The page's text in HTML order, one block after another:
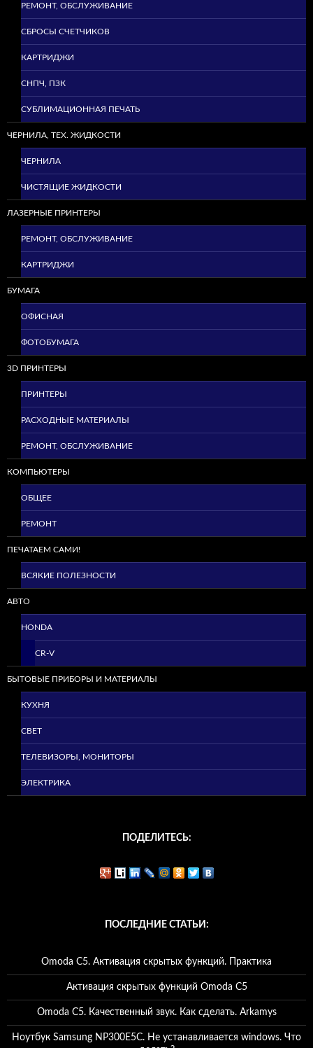
РЕМОНТ, ОБСЛУЖИВАНИЕ
СБРОСЫ СЧЕТЧИКОВ
КАРТРИДЖИ
СНПЧ, ПЗК
СУБЛИМАЦИОННАЯ ПЕЧАТЬ
ЧЕРНИЛА, ТЕХ. ЖИДКОСТИ
ЧЕРНИЛА
ЧИСТЯЩИЕ ЖИДКОСТИ
ЛАЗЕРНЫЕ ПРИНТЕРЫ
РЕМОНТ, ОБСЛУЖИВАНИЕ
КАРТРИДЖИ
БУМАГА
ОФИСНАЯ
ФОТОБУМАГА
3D ПРИНТЕРЫ
ПРИНТЕРЫ
РАСХОДНЫЕ МАТЕРИАЛЫ
РЕМОНТ, ОБСЛУЖИВАНИЕ
КОМПЬЮТЕРЫ
ОБЩЕЕ
РЕМОНТ
ПЕЧАТАЕМ САМИ!
ВСЯКИЕ ПОЛЕЗНОСТИ
АВТО
HONDA
CR-V
БЫТОВЫЕ ПРИБОРЫ И МАТЕРИАЛЫ
КУХНЯ
СВЕТ
ТЕЛЕВИЗОРЫ, МОНИТОРЫ
ЭЛЕКТРИКА
ПОДЕЛИТЕСЬ:
ПОСЛЕДНИЕ СТАТЬИ:
Omoda C5. Активация скрытых функций. Практика
Активация скрытых функций Omoda C5
Omoda C5. Качественный звук. Как сделать. Arkamys
Ноутбук Samsung NP300E5C. Не устанавливается windows. Что